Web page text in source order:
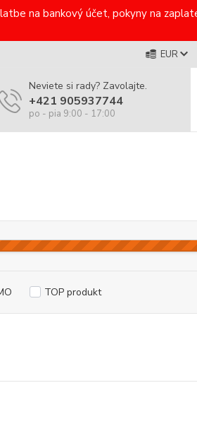
na bankový účet, pokyny na
EUR
Neviete si rady? Zavolajte.
+421 905937744
po - pia 9:00 - 17:00
TOP produkt